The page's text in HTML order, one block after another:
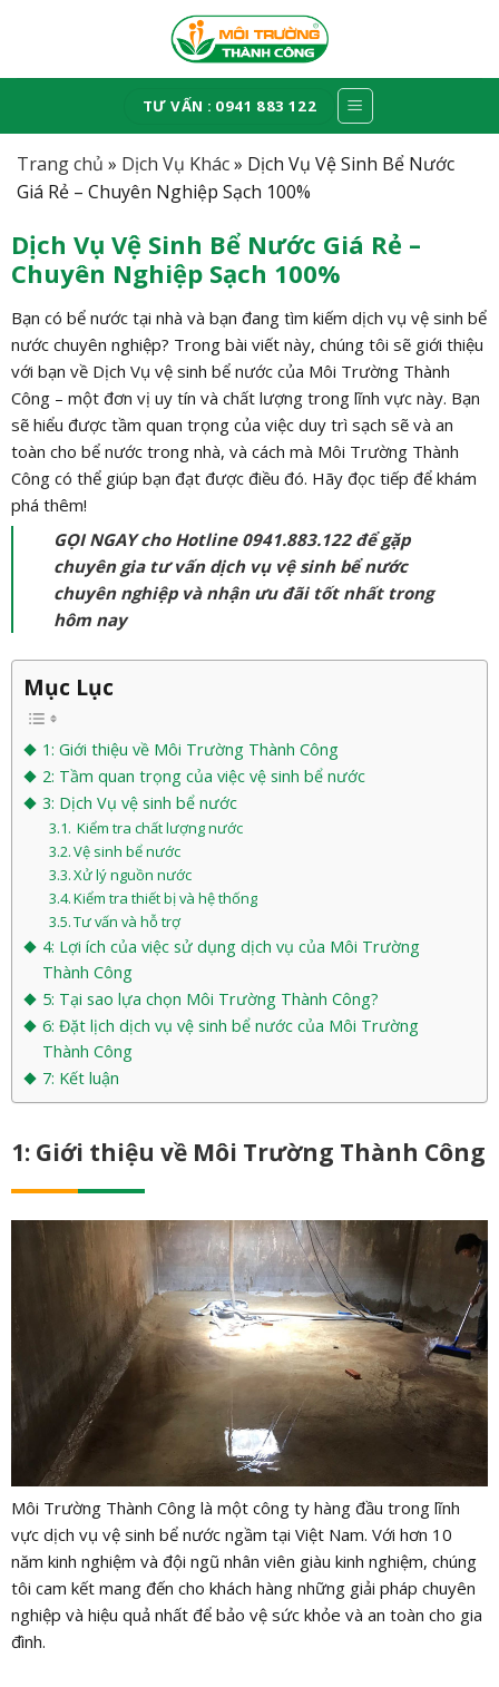
TƯ VẤN : 0941 883 122
Trang chủ » Dịch Vụ Khác» Dịch Vụ Vệ Sinh Bể Nước
Giá Rẻ – Chuyên Nghiệp Sạch 100%
Dịch Vụ Vệ Sinh Bể Nước Giá Rẻ –
Chuyên Nghiệp Sạch 100%
Bạn có bể nước tại nhà và bạn đang tìm kiếm dịch vụ vệ sinh bể
nước chuyên nghiệp? Trong bài viết này, chúng tôi sẽ giới thiệu
với bạn về Dịch Vụ vệ sinh bể nước của Môi Trường Thành
Công – một đơn vị uy tín và chất lượng trong lĩnh vực này. Bạn
sẽ hiểu được tầm quan trọng của việc duy trì sạch sẽ và an
toàn cho bể nước trong nhà, và cách mà Môi Trường Thành
Công có thể giúp bạn đạt được điều đó. Hãy đọc tiếp để khám
phá thêm!
GỌI NGAY cho Hotline 0941.883.122 để gặp
chuyên gia tư vấn dịch vụ vệ sinh bể nước
chuyên nghiệp và nhận ưu đãi tốt nhất trong
hôm nay
Mục Lục
1: Giới thiệu về Môi Trường Thành Công
2: Tầm quan trọng của việc vệ sinh bể nước
3: Dịch Vụ vệ sinh bể nước
Kiểm tra chất lượng nước
Vệ sinh bể nước
Xử lý nguồn nước
Kiểm tra thiết bị và hệ thống
Tư vấn và hỗ trợ
4: Lợi ích của việc sử dụng dịch vụ của Môi Trường
Thành Công
5: Tại sao lựa chọn Môi Trường Thành Công?
6: Đặt lịch dịch vụ vệ sinh bể nước của Môi Trường
Thành Công
7: Kết luận
1: Giới thiệu về Môi Trường Thành Công
Môi Trường Thành Công là một công ty hàng đầu trong lĩnh
vực dịch vụ vệ sinh bể nước ngầm tại Việt Nam. Với hơn 10
năm kinh nghiệm và đội ngũ nhân viên giàu kinh nghiệm, chúng
tôi cam kết mang đến cho khách hàng những giải pháp chuyên
nghiệp và hiệu quả nhất để bảo vệ sức khỏe và an toàn cho gia
đình.